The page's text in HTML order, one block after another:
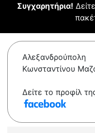
Συγχαρητήρια!
Αλεξανδρούπολη
Κωνσταντίνου
Δείτε το προφίλ